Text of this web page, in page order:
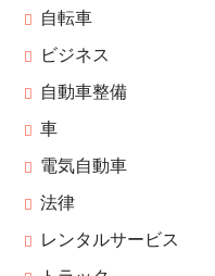
自転車
ビジネス
自動車整備
車
電気自動車
法律
レンタルサービス